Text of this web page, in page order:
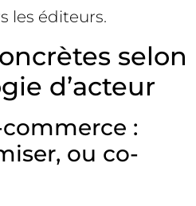
les éditeurs.
selon
d’acteur
:
ou co-